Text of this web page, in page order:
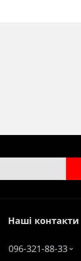
Наші контакти
096-321-88-33